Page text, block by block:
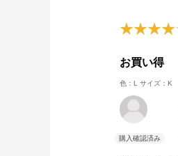
お買い得
色：L サイズ：K